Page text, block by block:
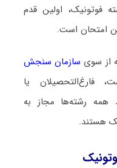
فوتونیک، اولین قدم
امتحان است.
از سوی سازمان سنجش
فارغ‌التحصیلان یا
همه رشته‌ها مجاز به
هستند.